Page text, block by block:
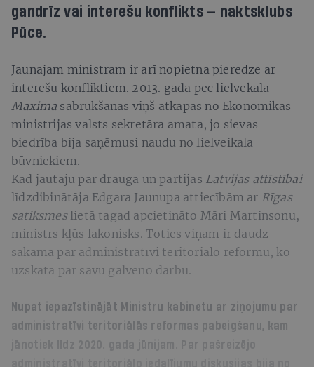
gandrīz vai interešu konflikts — naktsklubs
Pūce.
Jaunajam ministram ir arī nopietna pieredze ar
interešu konfliktiem. 2013. gadā pēc lielvekala
Maxima sabrukšanas viņš atkāpās no Ekonomikas
ministrijas valsts sekretāra amata, jo sievas
biedrība bija saņēmusi naudu no lielveikala
būvniekiem.
Kad jautāju par drauga un partijas Latvijas attīstībai
līdzdibinātāja Edgara Jaunupa attiecībām ar Rīgas
satiksmeslietā tagad apcietināto Māri Martinsonu,
ministrs kļūs lakonisks. Toties viņam ir daudz
sakāmā par administratīvi teritoriālo reformu, ko
uzskata par savu galveno darbu.
Nupat iepazīstinājāt Ministru kabinetu ar ziņojumu par
administratīvi teritoriālās reformas pabeigšanu, kam
jānotiek līdz 2020. gada jūnijam. Par pašreizējo